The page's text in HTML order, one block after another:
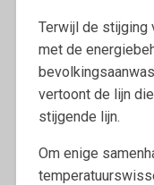
Terwijl de stijging
met de
vertoont de lijn
stijgende lijn.
Om enige